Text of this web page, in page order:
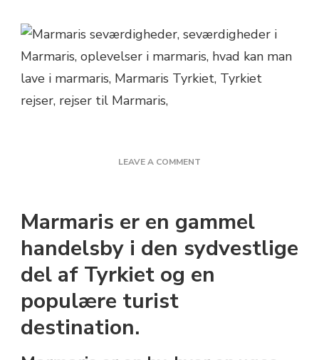
LEAVE A COMMENT
I
TYRKIET
Marmaris er en gammel
handelsby i den sydvestlige
del af Tyrkiet og en
populære turist
destination.